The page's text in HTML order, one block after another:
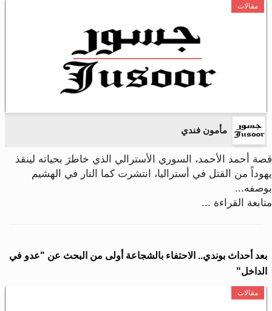
مقالات
مأمون فندي
قصة أحمد الأحمد، السوري الأسترالي الذي خاطرَ بحياته لينقذ
يهوداً من القتل في أستراليا، انتشرت كما النار في الهشيم
بوصفه...
متابعة القراءة ...
بعد أحداث بوندي.. الاحتفاء بالشجاعة أولى من البحث عن "عدو في
الداخل"
مقالات